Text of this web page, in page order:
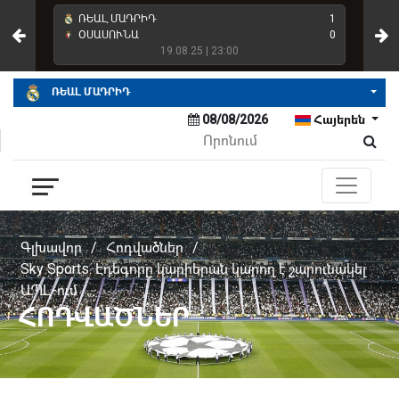
ՌԵԱԼ ՄԱԴՐԻԴ
1
ՕՍԱՍՈՒՆԱ
0
19.08.25 | 23:00
ՌԵԱԼ ՄԱԴՐԻԴ
Հայերեն
08/08/2026
Գլխավոր / Հոդվածներ /
Sky Sports. Էդեգորը կարիերան կարող է շարունակել
ԱՊԼ-ում
ՀՈԴՎԱԾՆԵՐ